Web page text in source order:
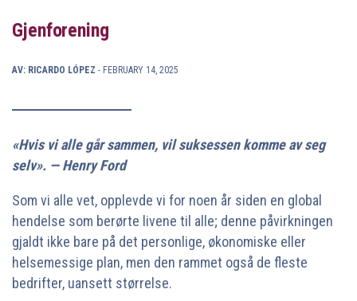
Gjenforening
AV: RICARDO LÓPEZ - FEBRUARY 14, 2025
«Hvis vi alle går sammen, vil suksessen komme av seg
selv». — Henry Ford
Som vi alle vet, opplevde vi for noen år siden en global
hendelse som berørte livene til alle; denne påvirkningen
gjaldt ikke bare på det personlige, økonomiske eller
helsemessige plan, men den rammet også de fleste
bedrifter, uansett størrelse.